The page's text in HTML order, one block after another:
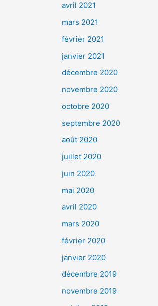
avril 2021
mars 2021
février 2021
janvier 2021
décembre 2020
novembre 2020
octobre 2020
septembre 2020
août 2020
juillet 2020
juin 2020
mai 2020
avril 2020
mars 2020
février 2020
janvier 2020
décembre 2019
novembre 2019